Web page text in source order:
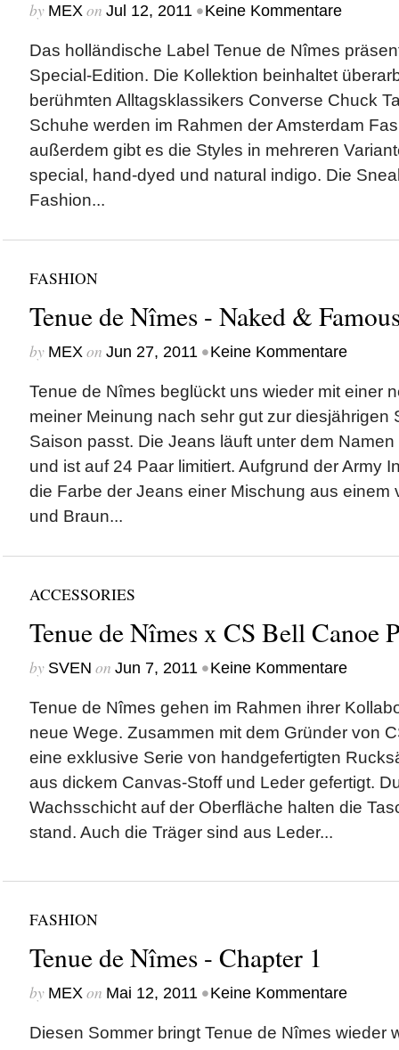
by MEXon Jul 12, 2011 •Keine Kommentare
Das holländische Label Tenue de Nîmes
Special-Edition. Die Kollektion beinhaltet
berühmten Alltagsklassikers Converse Chuck
Schuhe werden im Rahmen der Amsterdam
außerdem gibt es die Styles in mehreren
special, hand-dyed und natural indigo. Die
Fashion...
FASHION
Tenue de Nîmes - Naked &
by MEXon Jun 27, 2011 •Keine Kommentare
Tenue de Nîmes beglückt uns wieder mit einer
meiner Meinung nach sehr gut zur diesjährigen
Saison passt. Die Jeans läuft unter dem Namen
und ist auf 24 Paar limitiert. Aufgrund der Army
die Farbe der Jeans einer Mischung aus einem
und Braun...
ACCESSORIES
Tenue de Nîmes x CS Bell Canoe
by SVEN on Jun 7, 2011 •Keine Kommentare
Tenue de Nîmes gehen im Rahmen ihrer
neue Wege. Zusammen mit dem Gründer von
eine exklusive Serie von handgefertigten
aus dickem Canvas-Stoff und Leder gefertigt.
Wachsschicht auf der Oberfläche halten die
stand. Auch die Träger sind aus Leder...
FASHION
Tenue de Nîmes - Chapter 1
by MEXon Mai 12, 2011 •Keine Kommentare
Diesen Sommer bringt Tenue de Nîmes wieder